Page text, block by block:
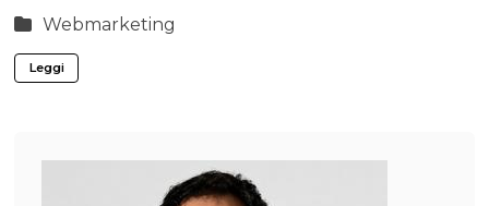
Webmarketing
Leggi